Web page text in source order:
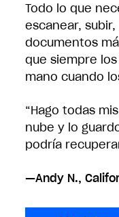
Todo lo que
escanear,
documentos
que siempre
mano cuando
“Hago todas
nube y lo
podría
—Andy N.,